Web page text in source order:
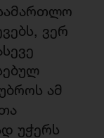
ვერ
ამ
უჭერს